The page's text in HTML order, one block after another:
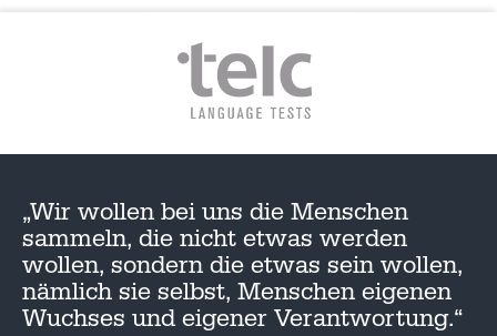
„Wir wollen bei uns die Menschen
sammeln, die nicht etwas werden
wollen, sondern die etwas sein wollen,
nämlich sie selbst, Menschen eigenen
Wuchses und eigener Verantwortung.“